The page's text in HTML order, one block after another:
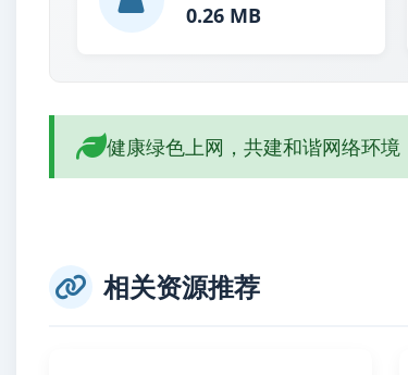
0.26 MB
健康绿色上网，共建和谐网络环
相关资源推荐